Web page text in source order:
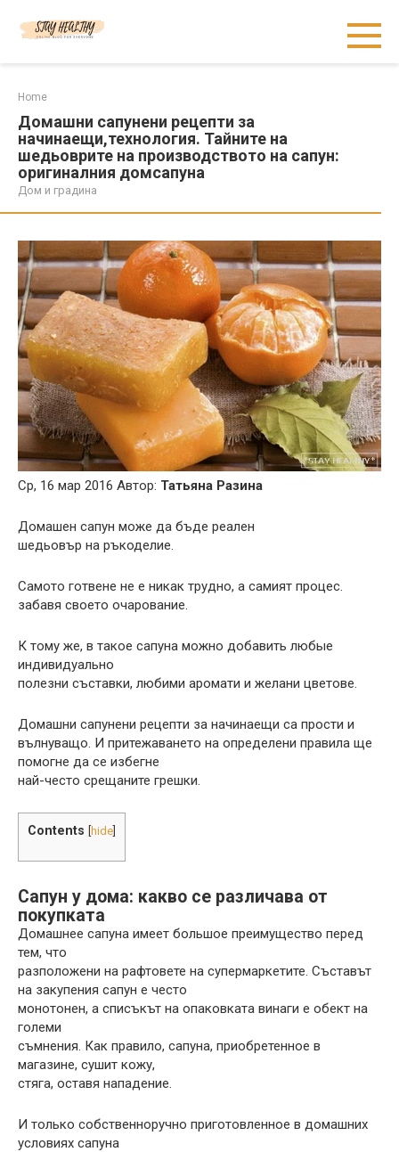
Home
Домашни сапунени рецепти за
начинаещи,технология. Тайните на
шедьоврите на производството на сапун:
оригиналния домсапуна
Дом и градина
Ср, 16 мар 2016 Автор: Татьяна Разина
Домашен сапун може да бъде реален
шедьовър на ръкоделие.
Самото готвене не е никак трудно, а самият процес.
забавя своето очарование.
К тому же, в такое сапуна можно добавить любые
индивидуально
полезни съставки, любими аромати и желани цветове.
Домашни сапунени рецепти за начинаещи са прости и
вълнуващо. И притежаването на определени правила ще
помогне да се избегне
най-често срещаните грешки.
Contents [hide]
Сапун у дома: какво се различава от
покупката
Домашнее сапуна имеет большое преимущество перед
тем, что
разположени на рафтовете на супермаркетите. Съставът
на закупения сапун е често
монотонен, а списъкът на опаковката винаги е обект на
големи
съмнения. Как правило, сапуна, приобретенное в
магазине, сушит кожу,
стяга, оставя нападение.
И только собственноручно приготовленное в домашних
условиях сапуна